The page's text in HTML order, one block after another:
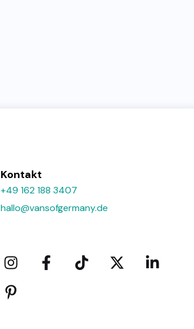
Kontakt
+49 162 188 3407
hallo@vansofgermany.de